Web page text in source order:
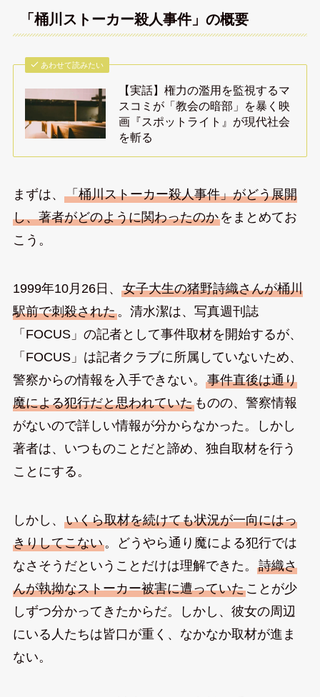
「桶川ストーカー殺人事件」の概要
あわせて読みたい
【実話】権力の濫用を監視するマ
スコミが「教会の暗部」を暴く映
画『スポットライト』が現代社会
を斬る
まずは、 「桶川ストーカー殺人事件」がどう展開
し、著者がどのように関わったのかをまとめてお
こう。
1999年10月26日、 女子大生の猪野詩織さんが桶川
駅前で刺殺された。清水潔は、写真週刊誌
「FOCUS」の記者として事件取材を開始するが、
「FOCUS」は記者クラブに所属していないため、
警察からの情報を入手できない。 事件直後は通り
魔による犯行だと思われていたものの、警察情報
がないので詳しい情報が分からなかった。しかし
著者は、いつものことだと諦め、独自取材を行う
ことにする。
しかし、 いくら取材を続けても状況が一向にはっ
きりしてこない。どうやら通り魔による犯行では
なさそうだということだけは理解できた。 詩織さ
んが執拗なストーカー被害に遭っていたことが少
しずつ分かってきたからだ。しかし、彼女の周辺
にいる人たちは皆口が重く、なかなか取材が進ま
ない。